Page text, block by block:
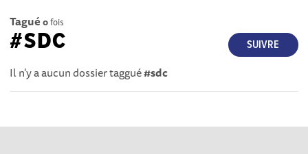
Tagué 0fois
SUIVRE
#SDC
Il n'y a aucun dossier taggué#sdc